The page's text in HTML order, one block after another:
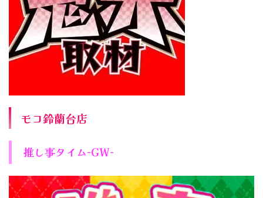
モコ鈴蘭台店
推し事タイム-GW-️‍